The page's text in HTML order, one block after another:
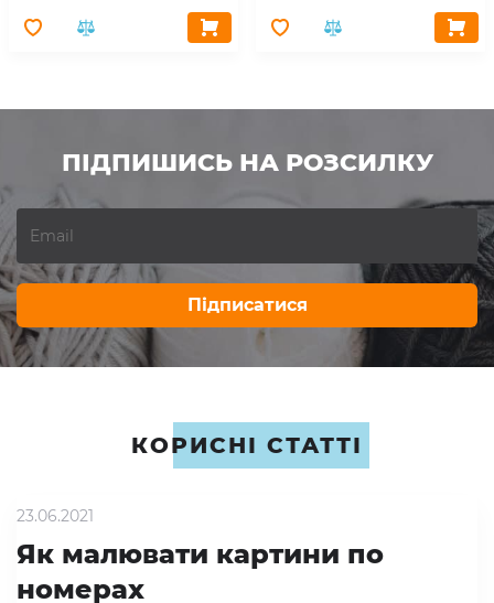
ПІДПИШИСЬ НА РОЗСИЛКУ
Підписатися
КОРИСНІ СТАТТІ
23.06.2021
Як малювати картини по
номерах